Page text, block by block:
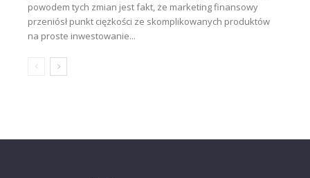
powodem tych zmian jest fakt, że marketing finansowy
przeniósł punkt ciężkości ze skomplikowanych produktów
na proste inwestowanie...